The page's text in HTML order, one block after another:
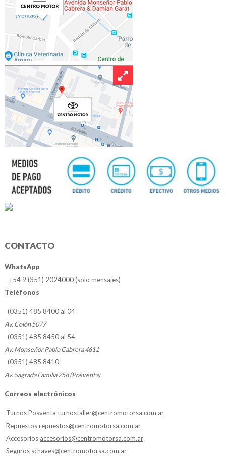
CONTACTO
WhatsApp
+54 9 (351) 2024000(solo mensajes)
Teléfonos
(0351) 485 8400 al 04
Av. Colón 5077
(0351) 485 8450 al 54
Av. Monseñor Pablo Cabrera 4611
(0351) 485 8410
Av. Sagrada Familia 258 (Posventa)
Correos electrónicos
Turnos Posventa turnostaller@centromotorsa.com.ar
Repuestosrepuestos@centromotorsa.com.ar
Accesorios accesorios@centromotorsa.com.ar
Seguros schaves@centromotorsa.com.ar